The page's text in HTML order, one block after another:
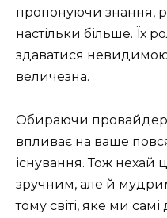
пропонуючи знання,
настільки більше. Їх
здаватися
величезна.
Обираючи
впливає на ваше
існування. Тож нехай
зручним, але й
тому світі, яке ми